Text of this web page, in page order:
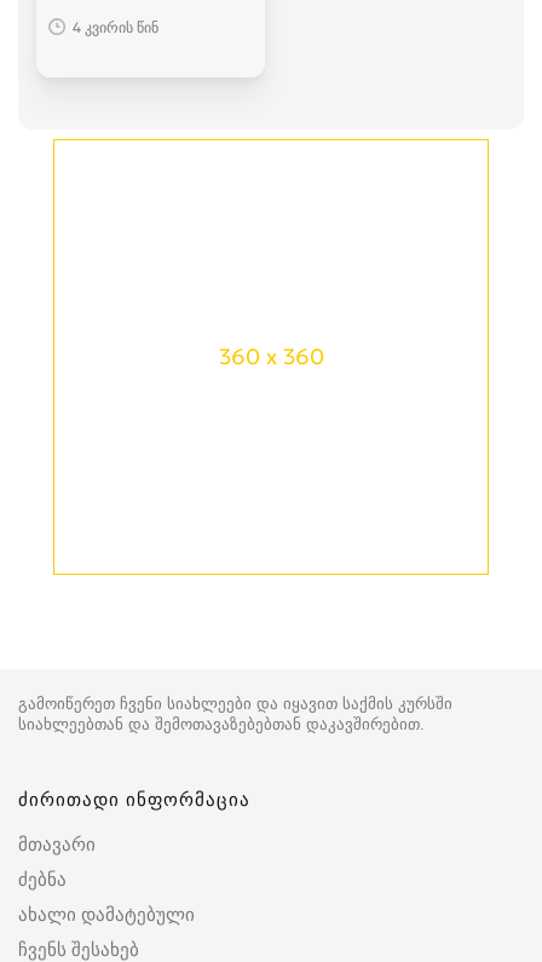
4 კვირის წინ
360 x 360
გამოიწერეთ ჩვენი სიახლეები და იყავით საქმის კურსში
სიახლეებთან და შემოთავაზებებთან დაკავშირებით.
ძირითადი ინფორმაცია
მთავარი
ძებნა
ახალი დამატებული
ჩვენს შესახებ